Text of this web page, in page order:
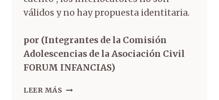
válidos y no hay propuesta identitaria.
por (Integrantes de la Comisión
Adolescencias de la Asociación Civil
FORUM INFANCIAS)
LEER MÁS